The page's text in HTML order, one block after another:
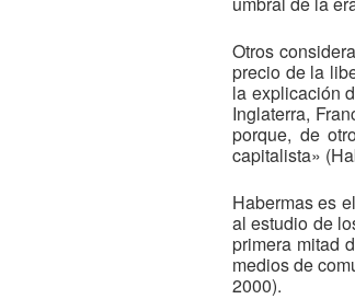
Otros
precio de la
la explicación
Inglaterra,
porque, de
capitalista»
Habermas es
al estudio de
primera mitad
medios de
2000).